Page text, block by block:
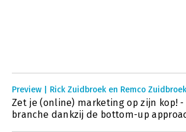
Preview | Rick Zuidbroek en Remco Zuidbroek
Zet je (online) marketing op zijn kop!
branche dankzij de bottom-up